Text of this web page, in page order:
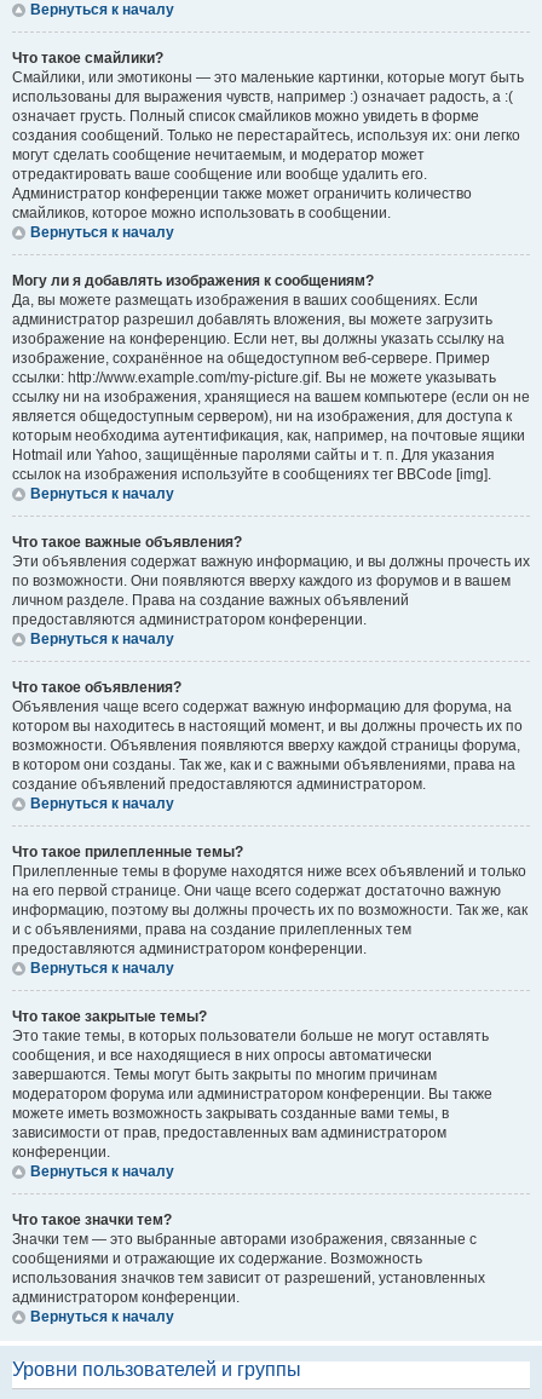
Вернуться к началу
Что такое смайлики?
Смайлики, или эмотиконы — это маленькие картинки, которые могут быть
использованы для выражения чувств, например :) означает радость, а :(
означает грусть. Полный список смайликов можно увидеть в форме
создания сообщений. Только не перестарайтесь, используя их: они легко
могут сделать сообщение нечитаемым, и модератор может
отредактировать ваше сообщение или вообще удалить его.
Администратор конференции также может ограничить количество
смайликов, которое можно использовать в сообщении.
Вернуться к началу
Могу ли я добавлять изображения к сообщениям?
Да, вы можете размещать изображения в ваших сообщениях. Если
администратор разрешил добавлять вложения, вы можете загрузить
изображение на конференцию. Если нет, вы должны указать ссылку на
изображение, сохранённое на общедоступном веб-сервере. Пример
ссылки: http://www.example.com/my-picture.gif. Вы не можете указывать
ссылку ни на изображения, хранящиеся на вашем компьютере (если он не
является общедоступным сервером), ни на изображения, для доступа к
которым необходима аутентификация, как, например, на почтовые ящики
Hotmail или Yahoo, защищённые паролями сайты и т. п. Для указания
ссылок на изображения используйте в сообщениях тег BBCode [img].
Вернуться к началу
Что такое важные объявления?
Эти объявления содержат важную информацию, и вы должны прочесть их
по возможности. Они появляются вверху каждого из форумов и в вашем
личном разделе. Права на создание важных объявлений
предоставляются администратором конференции.
Вернуться к началу
Что такое объявления?
Объявления чаще всего содержат важную информацию для форума, на
котором вы находитесь в настоящий момент, и вы должны прочесть их по
возможности. Объявления появляются вверху каждой страницы форума,
в котором они созданы. Так же, как и с важными объявлениями, права на
создание объявлений предоставляются администратором.
Вернуться к началу
Что такое прилепленные темы?
Прилепленные темы в форуме находятся ниже всех объявлений и только
на его первой странице. Они чаще всего содержат достаточно важную
информацию, поэтому вы должны прочесть их по возможности. Так же, как
и с объявлениями, права на создание прилепленных тем
предоставляются администратором конференции.
Вернуться к началу
Что такое закрытые темы?
Это такие темы, в которых пользователи больше не могут оставлять
сообщения, и все находящиеся в них опросы автоматически
завершаются. Темы могут быть закрыты по многим причинам
модератором форума или администратором конференции. Вы также
можете иметь возможность закрывать созданные вами темы, в
зависимости от прав, предоставленных вам администратором
конференции.
Вернуться к началу
Что такое значки тем?
Значки тем — это выбранные авторами изображения, связанные с
сообщениями и отражающие их содержание. Возможность
использования значков тем зависит от разрешений, установленных
администратором конференции.
Вернуться к началу
Уровни пользователей и группы